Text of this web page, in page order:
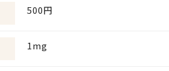
500円
1mg